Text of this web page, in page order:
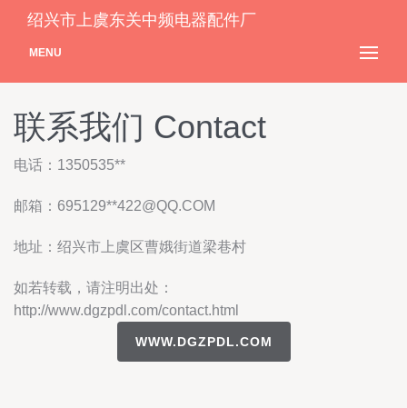
绍兴市上虞东关中频电器配件厂
MENU
联系我们 Contact
电话：1350535**
邮箱：695129**422@QQ.COM
地址：绍兴市上虞区曹娥街道梁巷村
如若转载，请注明出处：
http://www.dgzpdl.com/contact.html
WWW.DGZPDL.COM